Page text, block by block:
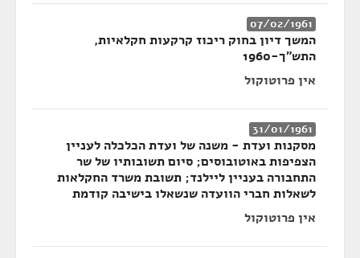
07/02/1961
המשך דיון בחוק ריכוז קרקעות חקלאיות,
התש"ך-1960
אין פרוטוקול
31/01/1961
מסקנות ועדת - משנה של ועדת הכלכלה לעניין
הצפיפות באוטובוסים; סיום תשובותיו של שר
התחבורה בעניין ליילנד; תשובת משרד החקלאות
לשאלות חברי הוועדה שנשאלו בישיבה קודמת
אין פרוטוקול